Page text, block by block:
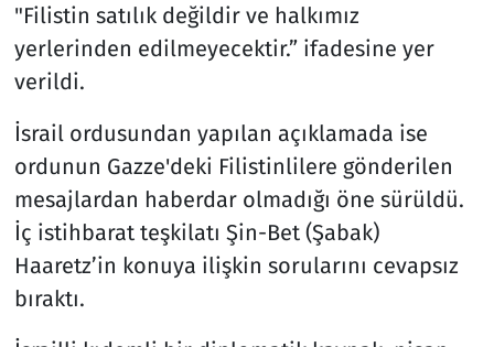
"Filistin satılık değildir ve halkımız
yerlerinden edilmeyecektir.” ifadesine yer
verildi.
İsrail ordusundan yapılan açıklamada ise
ordunun Gazze'deki Filistinlilere gönderilen
mesajlardan haberdar olmadığı öne sürüldü.
İç istihbarat teşkilatı Şin-Bet (Şabak)
Haaretz’in konuya ilişkin sorularını cevapsız
bıraktı.